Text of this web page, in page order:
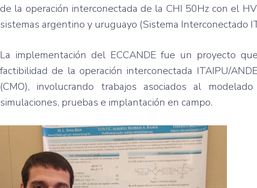
de la operación interconectada de la CHI 50Hz con el
sistemas argentino y uruguayo (Sistema Interconectado
La implementación del ECCANDE fue un proyecto
factibilidad de la operación interconectada ITAIPU/
(CMO), involucrando trabajos asociados al
simulaciones, pruebas e implantación en campo.